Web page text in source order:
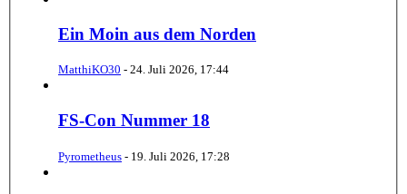
Ein Moin aus dem Norden
MatthiKO30 - 24. Juli 2026, 17:44
FS-Con Nummer 18
Pyrometheus - 19. Juli 2026, 17:28